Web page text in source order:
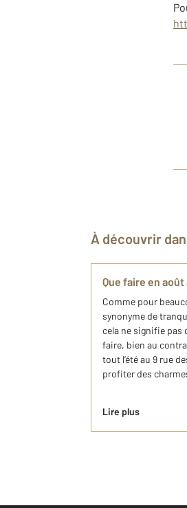
À découvrir
Que faire en août
Comme pour
synonyme de
cela ne signifie pas
faire, bien au
tout l’été au 9 rue
profiter des
Lire plus